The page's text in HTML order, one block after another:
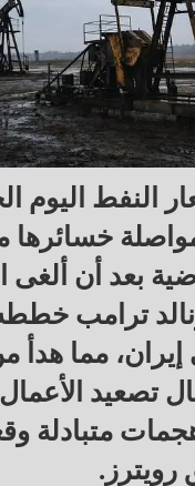
2026 مواصلة
بعد أن ألغى
ترامب
مما هدأ
تصعيد الأعمال
متبادلة
رويترز.